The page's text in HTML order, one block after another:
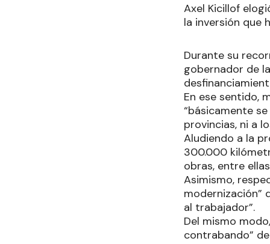
Axel Kicillof
la inversión que
Durante su
gobernador de
En ese sentido,
“básicamente
provincias, ni a
Aludiendo a la
300.000
obras, entre
Asimismo,
modernización”
al trabajador”.
Del mismo
contrabando”